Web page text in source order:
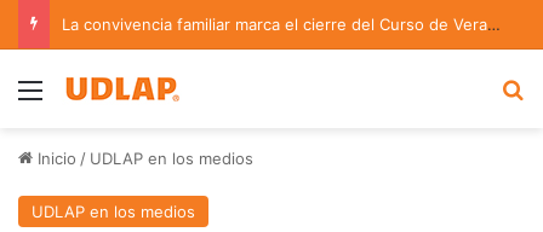
La convivencia familiar marca el cierre del Curso de Verano de Escuelas Aztecas
Menu
Inicio / UDLAP en los medios
UDLAP en los medios